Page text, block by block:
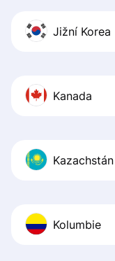
Jižní Korea
Kanada
Kazachstán
Kolumbie